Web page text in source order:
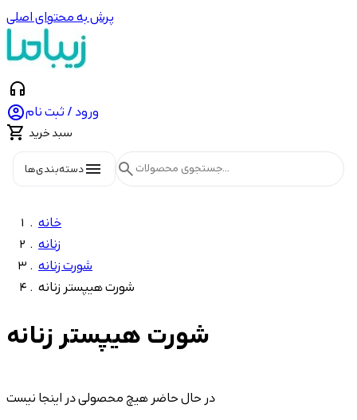
پرش به محتوای اصلی
headphones
ورود / ثبت نام
 سبد خرید
menuدسته‌بندی‌ها search
خانه
زنانه
شورت زنانه
شورت هیپستر زنانه
شورت هیپستر زنانه
در حال حاضر هیچ محصولی در اینجا نیست